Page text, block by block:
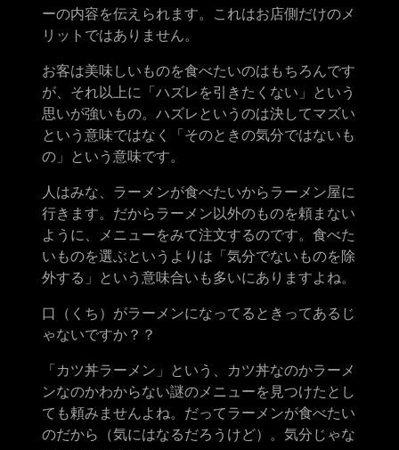
ーの内容を伝えられます。これはお店側だけのメ
リットではありません。
お客は美味しいものを食べたいのはもちろんです
が、それ以上に「ハズレを引きたくない」という
思いが強いもの。ハズレというのは決してマズい
という意味ではなく「そのときの気分ではないも
の」という意味です。
人はみな、ラーメンが食べたいからラーメン屋に
行きます。だからラーメン以外のものを頼まない
ように、メニューをみて注文するのです。食べた
いものを選ぶというよりは「気分でないものを除
外する」という意味合いも多いにありますよね。
口（くち）がラーメンになってるときってあるじ
ゃないですか？？
「カツ丼ラーメン」という、カツ丼なのかラーメ
ンなのかわからない謎のメニューを見つけたとし
ても頼みませんよね。だってラーメンが食べたい
のだから（気にはなるだろうけど）。気分じゃな